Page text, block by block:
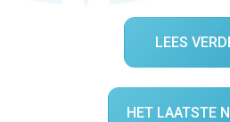
LEES
HET LAATSTE